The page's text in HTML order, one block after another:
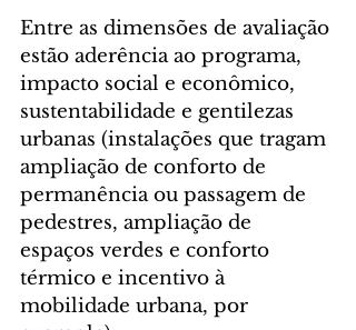
Entre as dimensões de avaliação
estão aderência ao programa,
impacto social e econômico,
sustentabilidade e gentilezas
urbanas (instalações que tragam
ampliação de conforto de
permanência ou passagem de
pedestres, ampliação de
espaços verdes e conforto
térmico e incentivo à
mobilidade urbana, por